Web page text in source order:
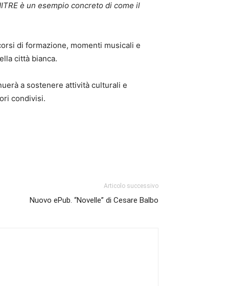
è un esempio concreto di come il
di formazione, momenti musicali e
città bianca.
a sostenere attività culturali e
condivisi.
Articolo successivo
Nuovo ePub. “Novelle” di Cesare Balbo